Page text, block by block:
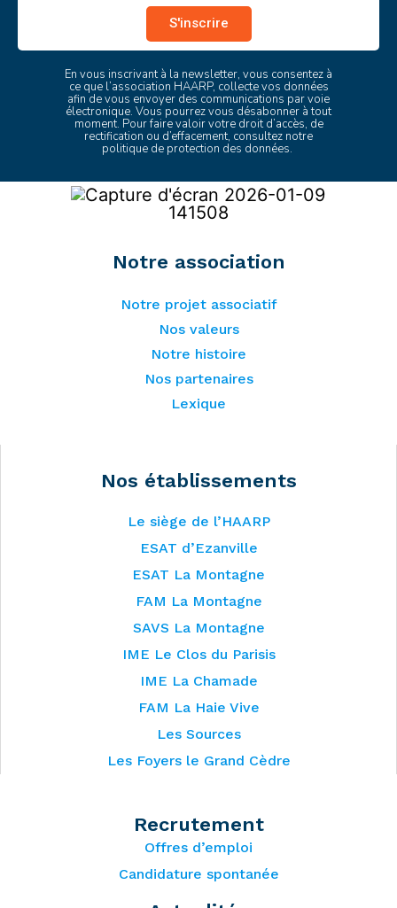
S'inscrire
En vous inscrivant à la newsletter, vous consentez à
ce que l’association HAARP, collecte vos données
afin de vous envoyer des communications par voie
électronique. Vous pourrez vous désabonner à tout
moment. Pour faire valoir votre droit d’accès, de
rectification ou d’effacement, consultez notre
politique de protection des données.
Notre association
Notre projet associatif
Nos valeurs
Notre histoire
Nos partenaires
Lexique
Nos établissements
Le siège de l’HAARP
ESAT d’Ezanville
ESAT La Montagne
FAM La Montagne
SAVS La Montagne
IME Le Clos du Parisis
IME La Chamade
FAM La Haie Vive
Les Sources
Les Foyers le Grand Cèdre
Recrutement
Offres d’emploi
Candidature spontanée